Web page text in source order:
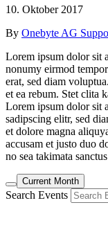
10. Oktober 2017
By Onebyte AG
Lorem ipsum dolor sit
nonumy eirmod
erat, sed diam
et ea rebum. Stet clita
Lorem ipsum dolor sit
sadipscing elitr, sed
et dolore magna
accusam et justo duo
no sea takimata
Current Month
Search Events